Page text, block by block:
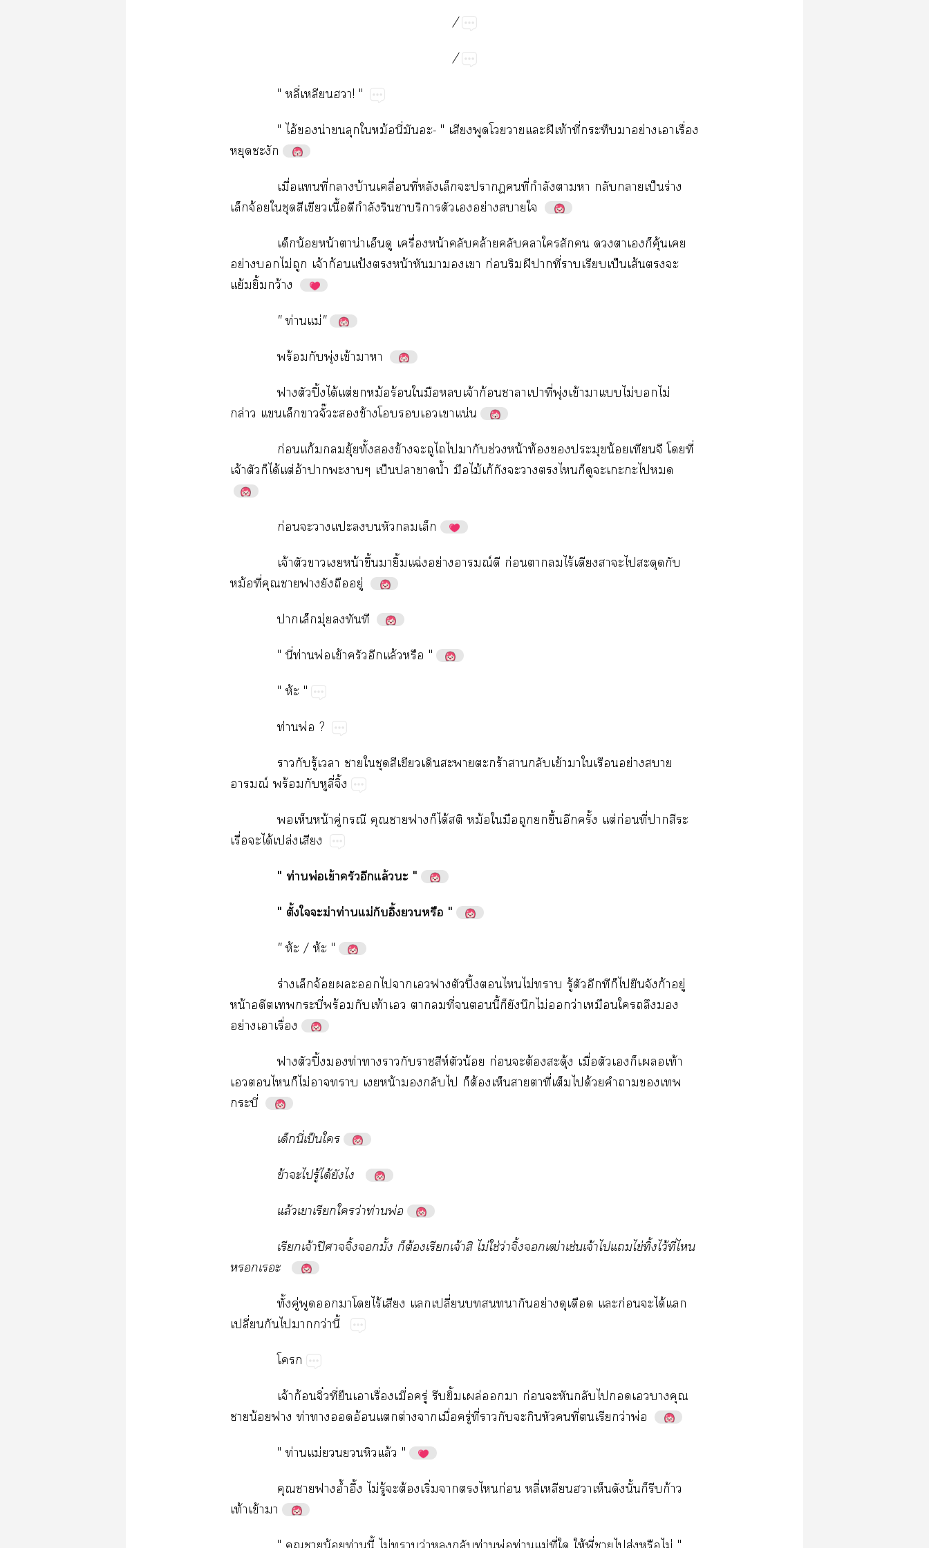
/
/
"​ี่​!"
"​ไอ้​​น่​​​​ม้​ี่​-"​​​​​​ฝี​ท้​ี่​​​ย่​​ื่​
​
ื่​​ี่​​บ้​ื่​ี่​​​​​​ี่​ำ​​​​​ป็​ร่​
​จ้​​​​​ื้​​ำ​​​​​​ย่​​
​น้​น้​​น่​​​ื่​น้​​ล้​​​​​​​​​​ุ้​​
ย่​​ไม่​​จ้​ก้​ป้​​น้​​​​​ก่​​ฝี​​ี่​​​ป็​ส้​​​
ย้​ิ้​ว้
"ท่​ม่"
ร้​​ุ่​ข้​​
​​ปิ้​ได้​ต่​​ม้​ร้​​​​จ้​ก้​​ี่​ุ่​ข้​​​ไม่​​ไม่​
ล่​​​​ั๊​​ข้​​​​​น่
ก่​ก้​​ุ้​ั้​​ข้​​​​​​​ช่​น้​ท้​​​น้​​​​ี่​
จ้​​​ได้​ต่​อ้​​​​ป็​​​น้ำ​​ไม้​ก้​​​​​​​​​​​
ก่​​​​​​​​
จ้​​​​น้​ึ้​​ิ้​ฉ่​ย่​ณ์​​ก่​​​ไร้​​​​​​​
ม้​ี่​​​​​​ู่
​​ุ่​​​
"​ี่​ท่​พ่​ข้​​​ล้​"
"​ห้"
ท่​พ่ ?
​​ู้​​​​​​​​​ร้​​​ข้​​​​ย่​​
ณ์​ร้​​​ี่ิ้
​​น้​ู่​​​​​​ได้​​ม้​​​​​ึ้​​ั้​ต่​ก่​ี่​​​​
ื่​​ได้​ปล่​
"​ท่​พ่​ข้​​​ล้​"
"​ั้​​​ฆ่​ท่​ม่​ิ้​"
"ห้ / ห้ "
ร่​​จ้​​​​​​​​ปิ้​​​ไม่​​ู้​​​​​​​ก้​ู่​
น้​​​ี่​ร้​​ท้​​​​ี่​​​ี้​​​​ไม่​​ว่​​​
ย่​​ื่
​​ปิ้​​ท่​​​​ีห์​​น้​ก่​​ต้​ุ้​ื่​​​​​ท้​
​​​​ไม่​​​​น้​​​​​ต้​​​​ี่​​​ด้​​​​​
ี่
​ี่​ป็​
ข้​​​ู้​ได้​​
ล้​​​​ว่​ท่​พ่
​จ้​ปี​ิ้ั้​​ต้​​จ้​ ไม่​ใช่​ว่​ิ้​ฒ่​ช่​จ้​​​ไข่​ิ้​ไว้​ี่​​
​
ั้​ู่​​​​​ไร้​​​ปี่​​​​ย่​​​​ก่​​ได้​​
ปี่​​​​ว่​ี้

จ้​ก้ิ๋ี่​​​ื่​ื่​ู่​​ิ้​ล่​​​ก่​​​​​​​​​
​น้​​ท่​​​อ้​​ต่​​ื่​ู่​ี่​​​​​​​ี่​​​ว่​พ่
"​ท่​ม่​​​​ล้"
​​​อ้ำ​ึ้​ไม่​ู้​​ต้​ิ่​​​​ก่​ี่​​​​ั้​​​ก้​
ท้​ข้​